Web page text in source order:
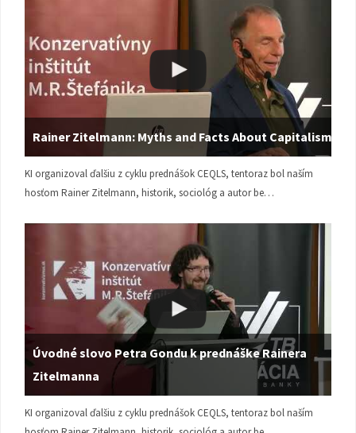
Rainer Zitelmann: Myths and Facts About Capitalism
KI organizoval ďalšiu z cyklu prednášok CEQLS, tentoraz bol naším
hosťom Rainer Zitelmann, historik, sociológ a autor be…
Úvodné slovo Petra Gondu k prednáške Rainera
Zitelmanna
KI organizoval ďalšiu z cyklu prednášok CEQLS, tentoraz bol naším